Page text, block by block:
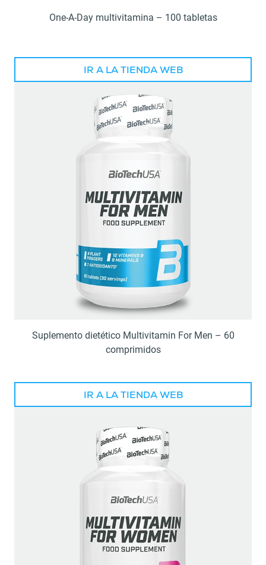
One-A-Day multivitamina – 100 tabletas
IR A LA TIENDA WEB
Suplemento dietético Multivitamin For Men – 60
comprimidos
IR A LA TIENDA WEB